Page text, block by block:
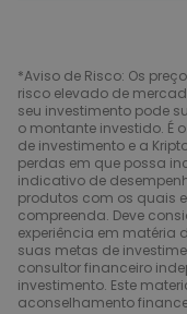
*Aviso de Risco: Os
risco elevado de
seu investimento pode
o montante investido. É
de investimento e a
perdas em que possa
indicativo de
produtos com os quais
compreenda. Deve
experiência em matéria
suas metas de
consultor financeiro
investimento. Este
aconselhamento